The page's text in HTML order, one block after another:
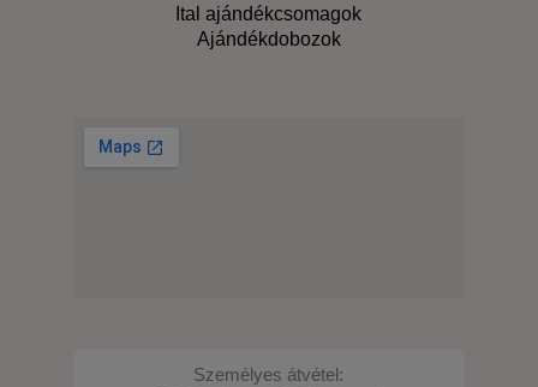
Ital ajándékcsomagok
Ajándékdobozok
Személyes átvétel: